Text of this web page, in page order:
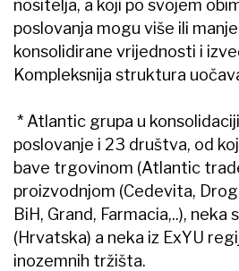
nositelja, a koji po svojem
poslovanja mogu više ili
konsolidirane vrijednosti i
Kompleksnija struktura
* Atlantic grupa u
poslovanje i 23 društva, od
bave trgovinom (Atlantic
proizvodnjom (Cedevita,
BiH, Grand, Farmacia,..), neka
(Hrvatska) a neka iz ExYU
inozemnih tržišta.